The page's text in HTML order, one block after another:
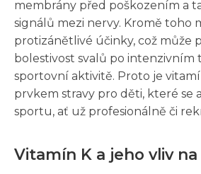
membrány před poškozením a
signálů mezi nervy. Kromě toho
protizánětlivé účinky, což může
bolestivost svalů po
sportovní aktivitě. Proto je
prvkem stravy pro děti, které se
sportu, ať už profesionálně či
Vitamín K a jeho vliv